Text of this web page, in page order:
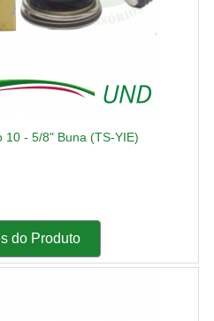
10 - 5/8" Buna (TS-YIE)
do Produto